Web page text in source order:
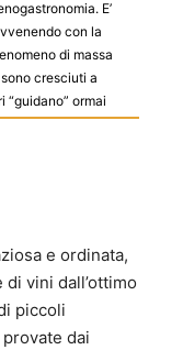
E’
con la
di massa
cresciuti a
ormai
settore. Il nostro
interesse con i
Per scriverci:
e ordinata,
di vini dall’ottimo
piccoli
dai